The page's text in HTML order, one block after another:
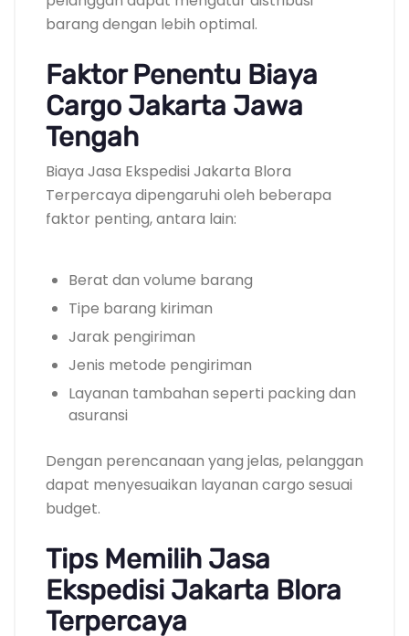
barang dengan lebih optimal.
Faktor Penentu Biaya
Cargo Jakarta Jawa
Tengah
Biaya Jasa Ekspedisi Jakarta Blora
Terpercaya dipengaruhi oleh beberapa
faktor penting, antara lain:
Berat dan volume barang
Tipe barang kiriman
Jarak pengiriman
Jenis metode pengiriman
Layanan tambahan seperti packing dan
asuransi
Dengan perencanaan yang jelas, pelanggan
dapat menyesuaikan layanan cargo sesuai
budget.
Tips Memilih Jasa
Ekspedisi Jakarta Blora
Terpercaya